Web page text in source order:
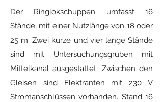
Der Ringlokschuppen umfasst 16
Stände, mit einer Nutzlänge von 18 oder
25 m. Zwei kurze und vier lange Stände
sind mit Untersuchungsgruben mit
Mittelkanal ausgestattet. Zwischen den
Gleisen sind Elektranten mit 230 V
Stromanschlüssen vorhanden. Stand 16